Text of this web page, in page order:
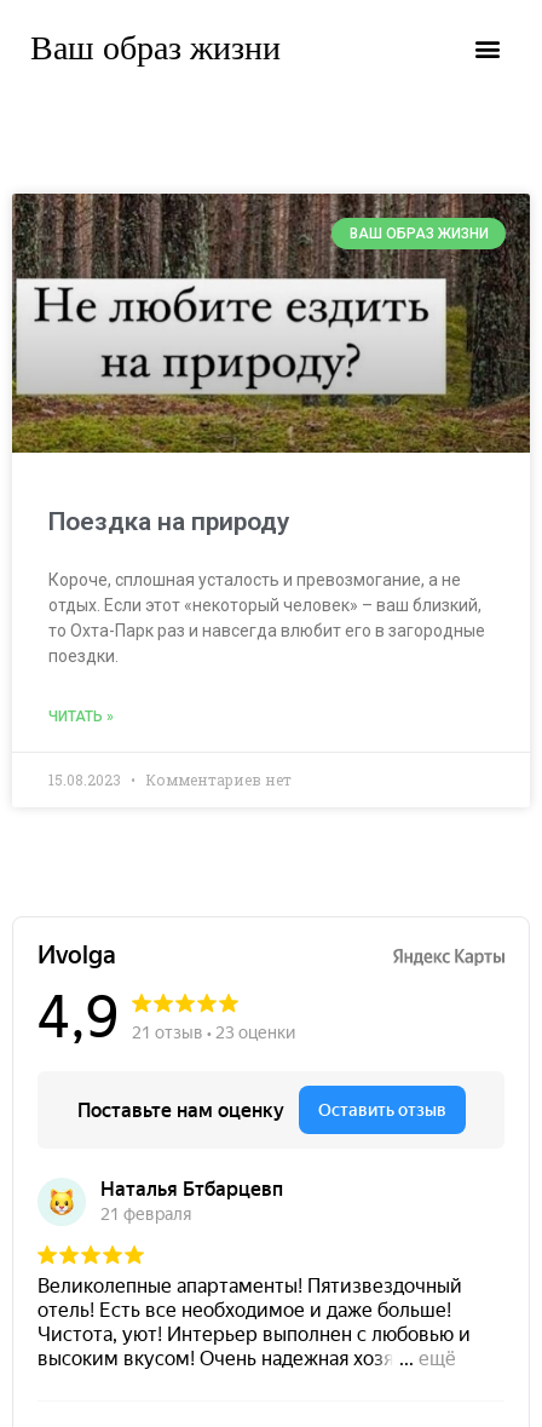
Ваш образ жизни
ВАШ ОБРАЗ ЖИЗНИ
Поездка на природу
Короче, сплошная усталость и превозмогание, а не
отдых. Если этот «некоторый человек» – ваш близкий,
то Охта-Парк раз и навсегда влюбит его в загородные
поездки.
ЧИТАТЬ »
15.08.2023 Комментариев нет